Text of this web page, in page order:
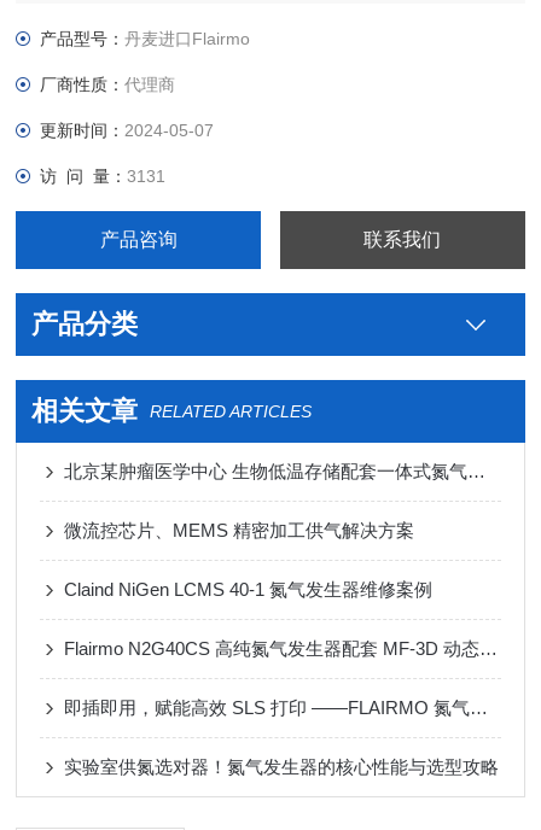
10多年来， Flairmo一直从事压缩机和氮气发生器的制造。
产品型号：丹麦进口Flairmo
厂商性质：代理商
更新时间： 2024-05-07
访 问 量：3131
产品咨询 联系我们
产品分类
相关文章 RELATED ARTICLES
北京某肿瘤医学中心 生物低温存储配套一体式氮气发生器
微流控芯片、MEMS 精密加工供气解决方案
Claind NiGen LCMS 40-1 氮气发生器维修案例
Flairmo N2G40CS 高纯氮气发生器配套 MF-3D 动态配气装置应用案例
即插即用，赋能高效 SLS 打印 ——FLAIRMO 氮气发生器应用成功案例
实验室供氮选对器！氮气发生器的核心性能与选型攻略